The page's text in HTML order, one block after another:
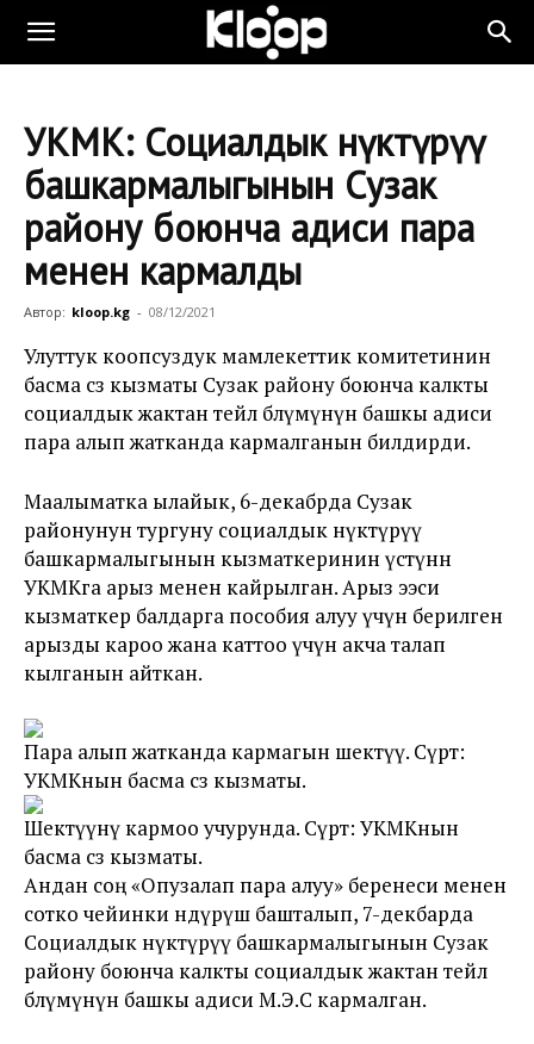
УКМК: Социалдык өнүктүрүү
башкармалыгынын Сузак
району боюнча адиси пара
менен кармалды
Автор: kloop.kg - 08/12/2021
Улуттук коопсуздук мамлекеттик комитетинин
басма сөз кызматы Сузак району боюнча калкты
социалдык жактан тейлөө бөлүмүнүн башкы адиси
пара алып жатканда кармалганын билдирди.
Маалыматка ылайык, 6-декабрда Сузак
районунун тургуну социалдык өнүктүрүү
башкармалыгынын кызматкеринин үстүнөн
УКМКга арыз менен кайрылган. Арыз ээси
кызматкер балдарга пособия алуу үчүн берилген
арызды кароо жана каттоо үчүн акча талап
кылганын айткан.
Пара алып жатканда кармагын шектүү. Сүрөт:
УКМКнын басма сөз кызматы.
Шектүүнү кармоо учурунда. Сүрөт: УКМКнын
басма сөз кызматы.
Андан соң «Опузалап пара алуу» беренеси менен
сотко чейинки өндүрүш башталып, 7-декбарда
Социалдык өнүктүрүү башкармалыгынын Сузак
району боюнча калкты социалдык жактан тейлөө
бөлүмүнүн башкы адиси М.Э.С кармалган.